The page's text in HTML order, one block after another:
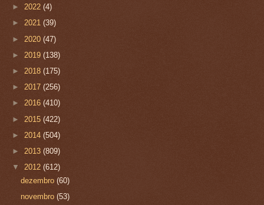
► 2022 (4)
► 2021 (39)
► 2020 (47)
► 2019 (138)
► 2018 (175)
► 2017 (256)
► 2016 (410)
► 2015 (422)
► 2014 (504)
► 2013 (809)
▼ 2012 (612)
dezembro(60)
novembro(53)